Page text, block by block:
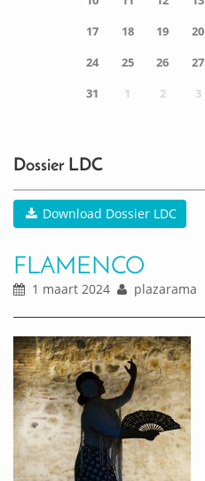
17
18 19 20
24
25 26 27
31
1 2 3
Dossier LDC
Download Dossier LDC
FLAMENCO
1 maart 2024 plazarama